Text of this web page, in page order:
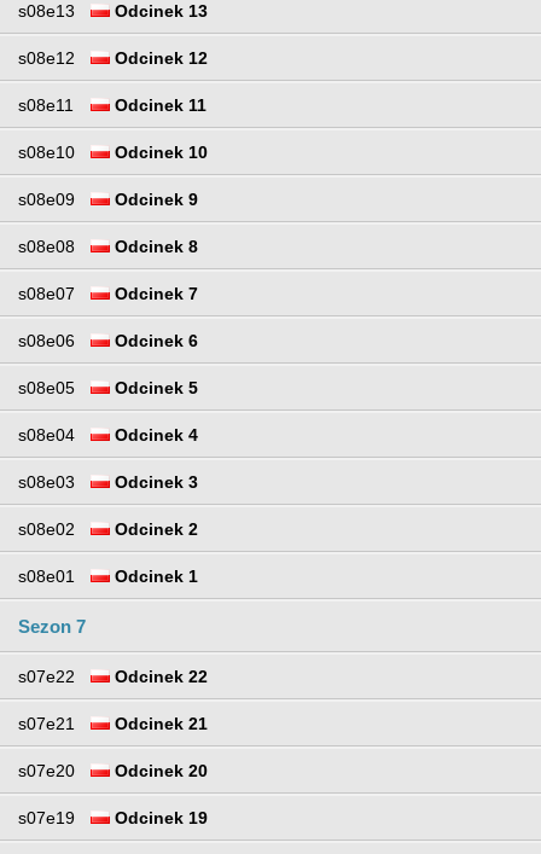
s08e13 Odcinek 13
s08e12 Odcinek 12
s08e11 Odcinek 11
s08e10 Odcinek 10
s08e09 Odcinek 9
s08e08 Odcinek 8
s08e07 Odcinek 7
s08e06 Odcinek 6
s08e05 Odcinek 5
s08e04 Odcinek 4
s08e03 Odcinek 3
s08e02 Odcinek 2
s08e01 Odcinek 1
Sezon 7
s07e22 Odcinek 22
s07e21 Odcinek 21
s07e20 Odcinek 20
s07e19 Odcinek 19